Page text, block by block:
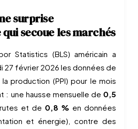
surprise
secoue les marchés
27 février 2026 les données de
production (PPI) pour le mois
: une hausse mensuelle de 0,5
et de 0,8 % en données
et énergie), contre des